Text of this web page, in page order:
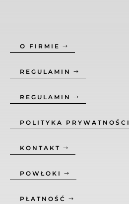
O FIRMIE
REGULAMIN
REGULAMIN
POLITYKA PRYWATNOŚCI
KONTAKT
POWŁOKI
PŁATNOŚĆ